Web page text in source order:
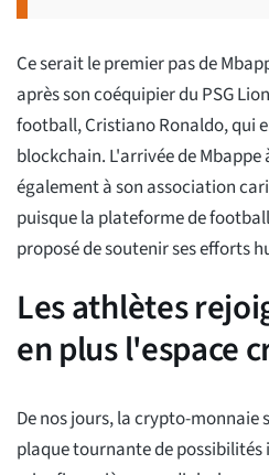
Ce serait le premier pas de
après son coéquipier du PSG
football, Cristiano Ronaldo, qui
blockchain. L'arrivée de
également à son association
puisque la plateforme de
proposé de soutenir ses efforts
Les athlètes
en plus l'espace
De nos jours, la crypto-monnaie
plaque tournante de possibilités